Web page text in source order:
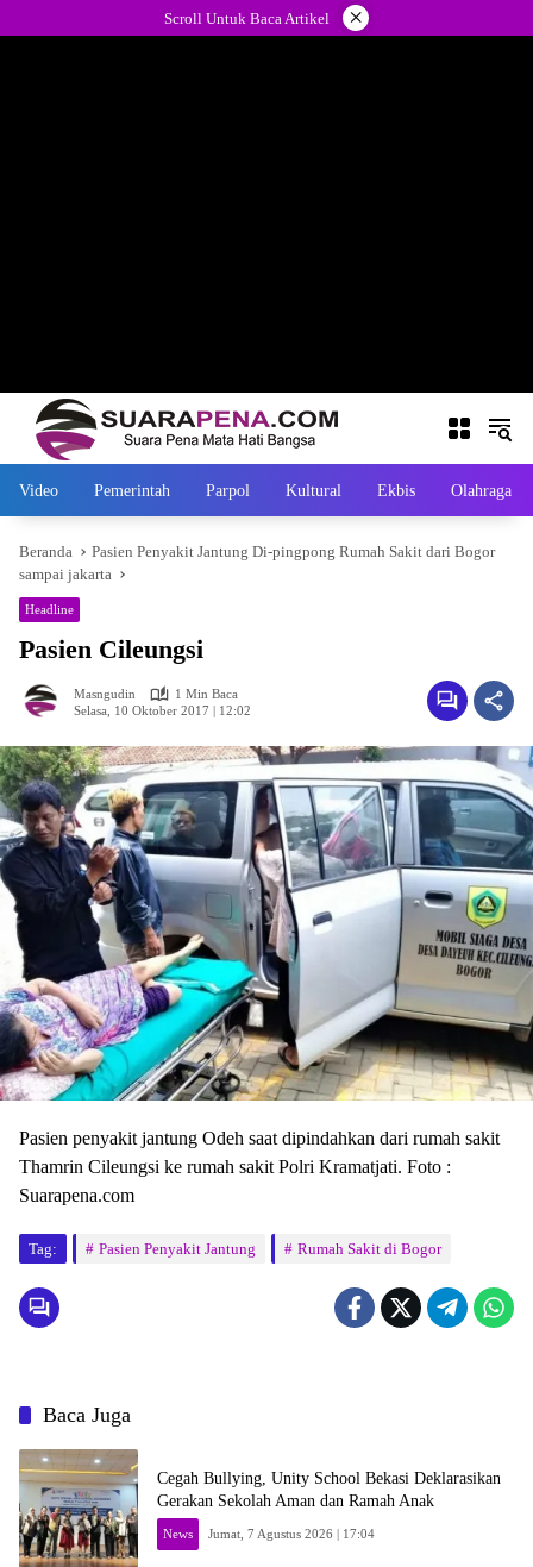
ke
Scroll Untuk Baca Artikel ×
Video Pemerintah Parpol Kultural Ekbis Olahraga
Beranda
Pasien Penyakit Jantung Di-pingpong Rumah Sakit dari Bogor
sampai jakarta
Headline
Pasien Cileungsi
Masngudin
1 Min Baca
Selasa, 10 Oktober 2017 | 12:02
Pasien penyakit jantung Odeh saat dipindahkan dari rumah sakit
Thamrin Cileungsi ke rumah sakit Polri Kramatjati. Foto :
Suarapena.com
Tag: Pasien Penyakit Jantung Rumah Sakit di Bogor
Baca Juga
Cegah Bullying, Unity School Bekasi Deklarasikan
Gerakan Sekolah Aman dan Ramah Anak
News Jumat, 7 Agustus 2026 | 17:04